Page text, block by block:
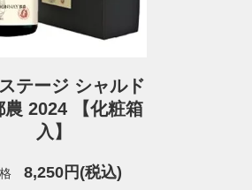
テージ シャルド
農 2024 【化粧箱
入】
8,250円(税込)